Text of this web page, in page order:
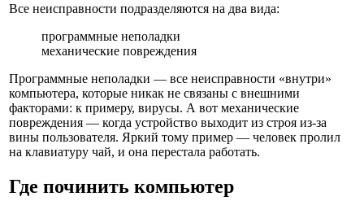
Все неисправности подразделяются на два вида:
программные неполадки
механические повреждения
Программные неполадки — все неисправности «внутри»
компьютера, которые никак не связаны с внешними
факторами: к примеру, вирусы. А вот механические
повреждения — когда устройство выходит из строя из-за
вины пользователя. Яркий тому пример — человек пролил
на клавиатуру чай, и она перестала работать.
Где починить компьютер